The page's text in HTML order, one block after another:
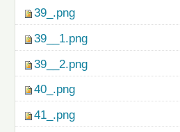
39_.png
39__1.png
39__2.png
40_.png
41_.png